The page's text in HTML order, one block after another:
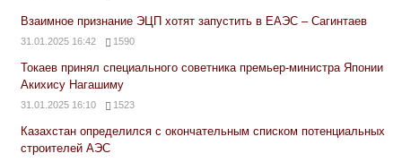
Взаимное признание ЭЦП хотят запустить в ЕАЭС – Сагинтаев
31.01.2025 16:42 1590
Токаев принял специального советника премьер-министра Японии
Акихису Нагашиму
31.01.2025 16:10 1523
Казахстан определился с окончательным списком потенциальных
строителей АЭС